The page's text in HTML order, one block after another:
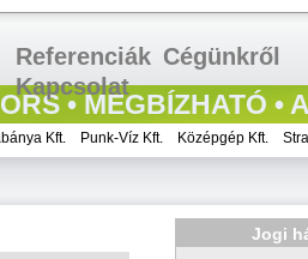
Referenciák Cégünkről
Kapcsolat
• MEGBÍZHATÓ •
Kft. Punk-Víz Kft. Középgép Kft. Strapa-
Jogi